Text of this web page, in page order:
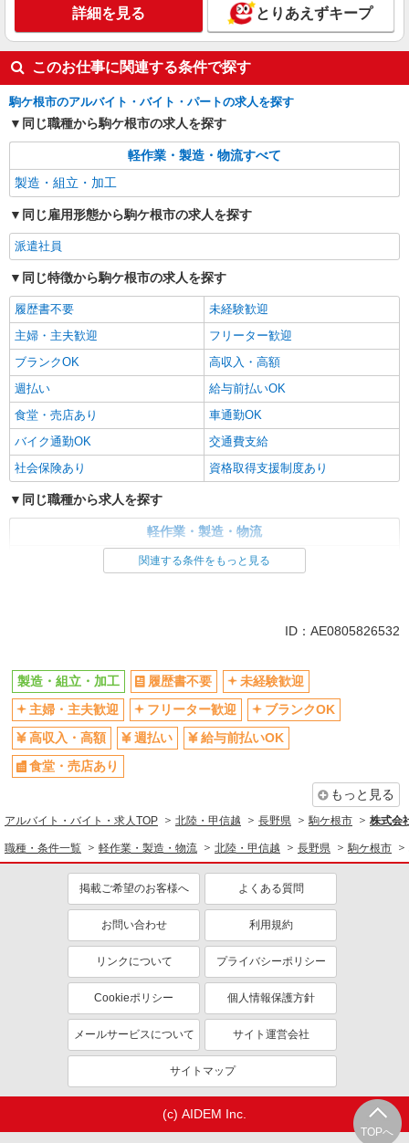
詳細を見る とりあえずキープ
このお仕事に関連する条件で探す
駒ケ根市のアルバイト・バイト・パートの求人を探す
同じ職種から駒ケ根市の求人を探す
軽作業・製造・物流すべて
製造・組立・加工
同じ雇用形態から駒ケ根市の求人を探す
派遣社員
同じ特徴から駒ケ根市の求人を探す
履歴書不要
未経験歓迎
主婦・主夫歓迎
フリーター歓迎
ブランクOK
高収入・高額
週払い
給与前払いOK
食堂・売店あり
車通勤OK
バイク通勤OK
交通費支給
社会保険あり
資格取得支援制度あり
同じ職種から求人を探す
軽作業・製造・物流
関連する条件をもっと見る
ID：AE0805826532
TOPへ
製造・組立・加工 履歴書不要
未経験歓迎
主婦・主夫歓迎
フリーター歓迎
ブランクOK
高収入・高額
週払い
給与前払いOK
食堂・売店あり
もっと見る
アルバイト・バイト・求人TOP 北陸・甲信越 長野県 駒ケ根市 株式会
職種・条件一覧 軽作業・製造・物流 北陸・甲信越 長野県 駒ケ根市
掲載ご希望のお客様へ よくある質問
お問い合わせ 利用規約
リンクについて プライバシーポリシー
Cookieポリシー 個人情報保護方針
メールサービスについて サイト運営会社
サイトマップ
(c) AIDEM Inc.